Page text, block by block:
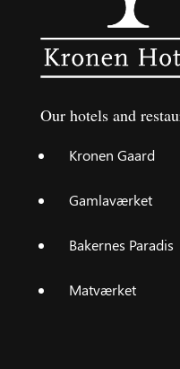
Our hotels and
Kronen Gaard
Gamlaværket
Bakernes Paradis
Matværket